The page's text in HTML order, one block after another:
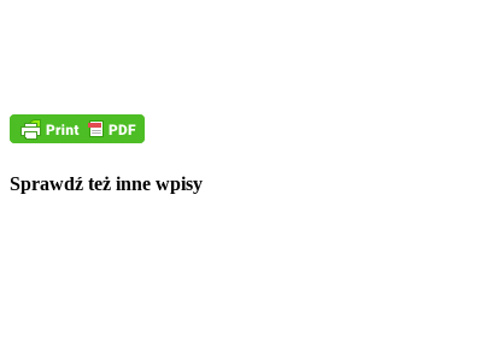
Sprawdź też inne wpisy